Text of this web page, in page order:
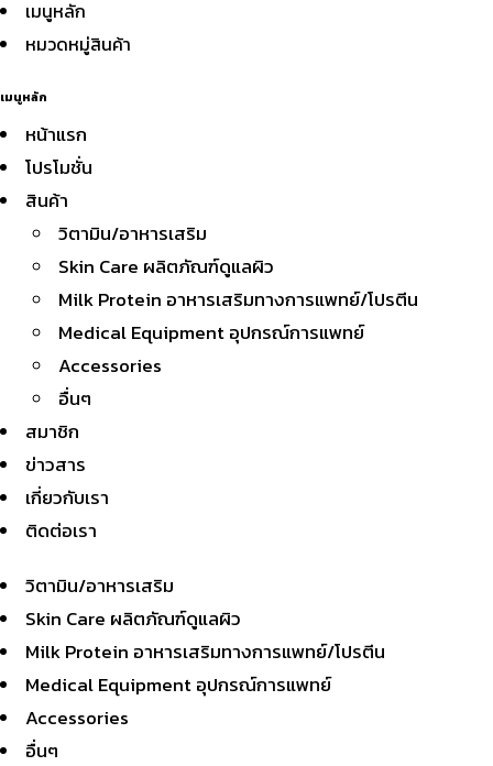
เมนูหลัก
หมวดหมู่สินค้า
เมนูหลัก
หน้าแรก
โปรโมชั่น
สินค้า
วิตามิน/อาหารเสริม
Skin Care ผลิตภัณฑ์ดูแลผิว
Milk Protein อาหารเสริมทางการแพทย์/โปรตีน
Medical Equipment อุปกรณ์การแพทย์
Accessories
อื่นๆ
สมาชิก
ข่าวสาร
เกี่ยวกับเรา
ติดต่อเรา
วิตามิน/อาหารเสริม
Skin Care ผลิตภัณฑ์ดูแลผิว
Milk Protein อาหารเสริมทางการแพทย์/โปรตีน
Medical Equipment อุปกรณ์การแพทย์
Accessories
อื่นๆ